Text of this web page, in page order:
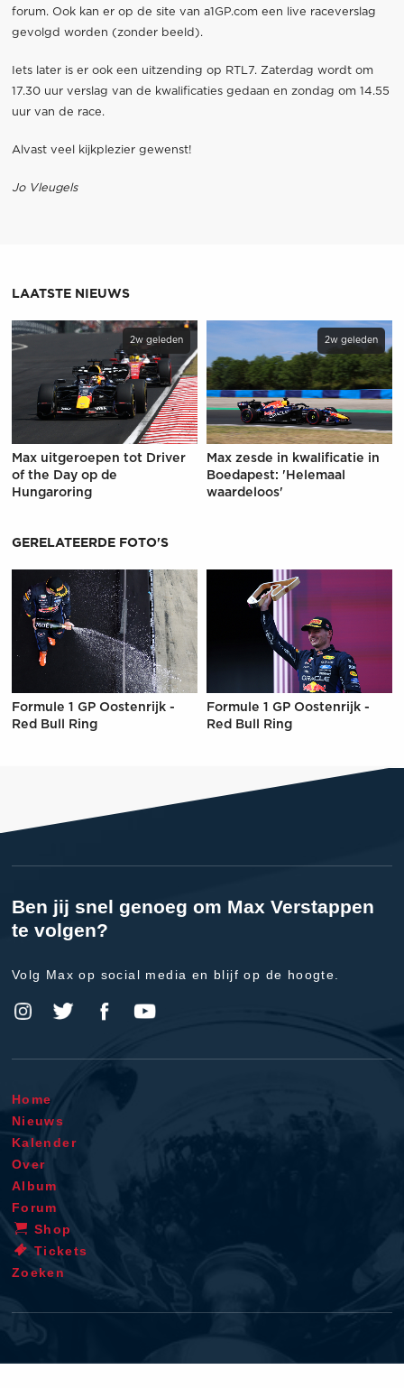
forum. Ook kan er op de site van a1GP.com een live raceverslag
gevolgd worden (zonder beeld).
Iets later is er ook een uitzending op RTL7. Zaterdag wordt om
17.30 uur verslag van de kwalificaties gedaan en zondag om 14.55
uur van de race.
Alvast veel kijkplezier gewenst!
Jo Vleugels
LAATSTE NIEUWS
2w geleden
Max uitgeroepen tot Driver
of the Day op de
Hungaroring
2w geleden
Max zesde in kwalificatie in
Boedapest: 'Helemaal
waardeloos'
GERELATEERDE FOTO'S
Formule 1 GP Oostenrijk -
Red Bull Ring
Formule 1 GP Oostenrijk -
Red Bull Ring
Ben jij snel genoeg om Max Verstappen
te volgen?
Volg Max op social media en blijf op de hoogte.
Home
Nieuws
Kalender
Over
Album
Forum
Shop
Tickets
Zoeken